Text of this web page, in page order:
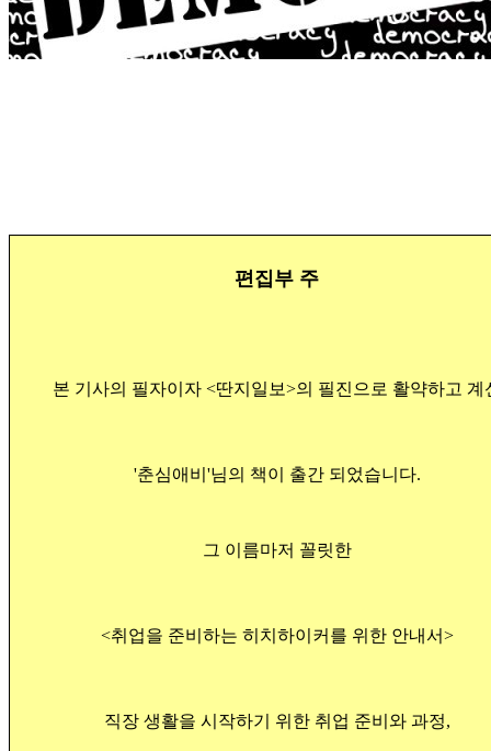
편집부 주
본 기사의 필자이자 <딴지일보>의 필진으로 활약하고 계
'춘심애비'님의 책이 출간 되었습니다.
그 이름마저 꼴릿한
<취업을 준비하는 히치하이커를 위한 안내서>
직장 생활을 시작하기 위한 취업 준비와 과정,